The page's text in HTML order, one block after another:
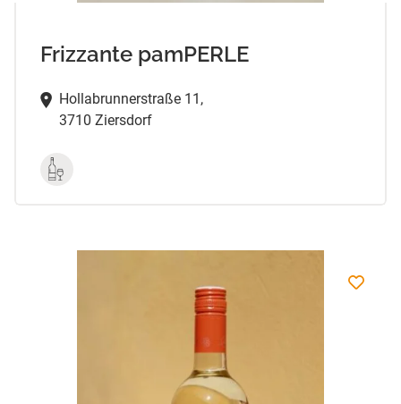
Frizzante pamPERLE
Hollabrunnerstraße 11,
3710 Ziersdorf